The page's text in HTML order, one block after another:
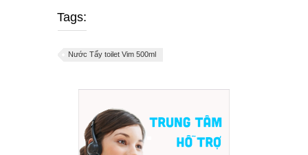
Tags:
Nước Tẩy toilet Vim 500ml